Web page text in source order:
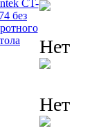
Нет
Нет